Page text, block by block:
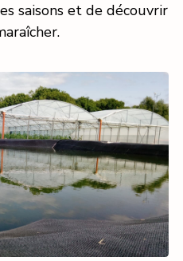
saisons et de découvrir